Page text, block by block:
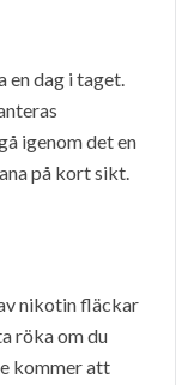
en dag i taget.
igenom det en
på kort sikt.
nikotin fläckar
röka om du
kommer att